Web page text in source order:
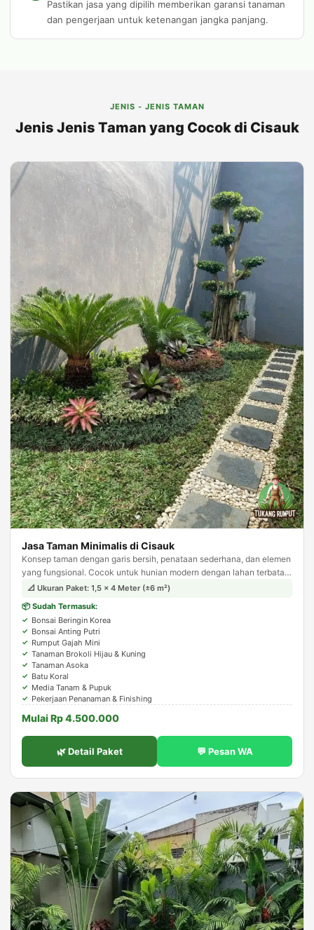
Pastikan jasa yang dipilih memberikan garansi tanaman
dan pengerjaan untuk ketenangan jangka panjang.
JENIS - JENIS TAMAN
Jenis Jenis Taman yang Cocok di Cisauk
Jasa Taman Minimalis di Cisauk
Konsep taman dengan garis bersih, penataan sederhana, dan elemen
yang fungsional. Cocok untuk hunian modern dengan lahan terbatas,
tampil estetis tanpa kesan berlebihan.
📐 Ukuran Paket: 1,5 × 4 Meter (±6 m²)
📦 Sudah Termasuk:
Bonsai Beringin Korea
Bonsai Anting Putri
Rumput Gajah Mini
Tanaman Brokoli Hijau & Kuning
Tanaman Asoka
Batu Koral
Media Tanam & Pupuk
Pekerjaan Penanaman & Finishing
Mulai Rp 4.500.000
🌿 Detail Paket 💬 Pesan WA